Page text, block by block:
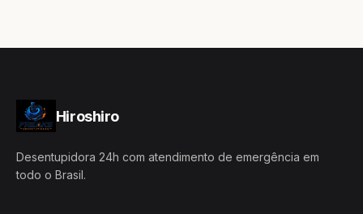
Hiroshiro
Desentupidora 24h com atendimento de emergência em
todo o Brasil.